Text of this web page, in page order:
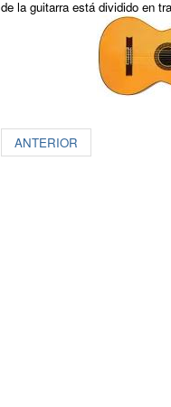
de la guitarra está dividido en
ANTERIOR